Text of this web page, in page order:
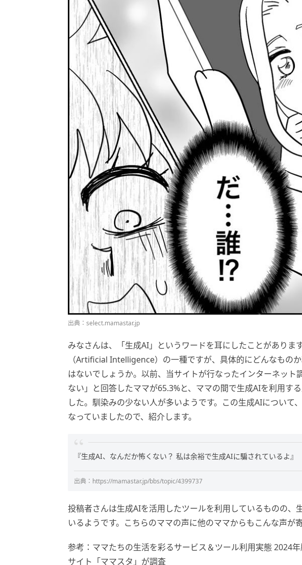
出典：select.mamastar.jp
みなさんは、「生成AI」というワードを耳にしたことがありま
（Artificial Intelligence）の一種ですが、具体的にどんなもの
はないでしょうか。以前、当サイトが行なったインターネット
ない」と回答したママが65.3%と、ママの間で生成AIを利用す
した。馴染みの少ない人が多いようです。この生成AIについて
なっていましたので、紹介します。
『生成AI、なんだか怖くない？ 私は余裕で生成AIに騙されているよ』
出典：https://mamastar.jp/bbs/topic/4399737
投稿者さんは生成AIを活用したツールを利用しているものの、
いるようです。こちらのママの声に他のママからもこんな声が
参考：ママたちの生活を彩るサービス＆ツール利用実態 2024
サイト「ママスタ」が調査